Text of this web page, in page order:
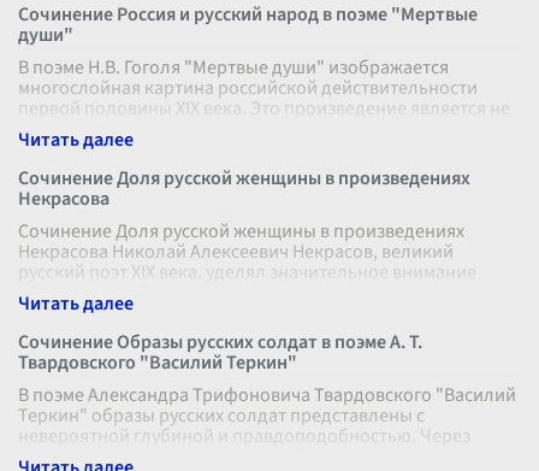
Сочинение Россия и русский народ в поэме "Мертвые
души"
В поэме Н.В. Гоголя "Мертвые души" изображается
многослойная картина российской действительности
первой половины XIX века. Это произведение является не
только эстетическим, но и гл
Сочинение Доля русской женщины в произведениях
Некрасова
Сочинение Доля русской женщины в произведениях
Некрасова Николай Алексеевич Некрасов, великий
русский поэт XIX века, уделял значительное внимание
образу русской женщины в своих пр
Сочинение Образы русских солдат в поэме А. Т.
Твардовского "Василий Теркин"
В поэме Александра Трифоновича Твардовского "Василий
Теркин" образы русских солдат представлены с
невероятной глубиной и правдоподобностью. Через
главного героя произведения — Васи